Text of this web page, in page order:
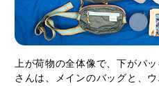
上が荷物の全体像で、下がパ
さんは、メインのバッグと、